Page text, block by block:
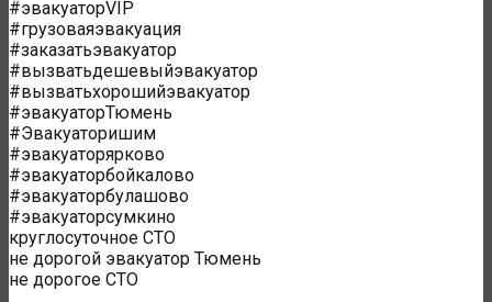
#эвакуаторVIP
#грузоваяэвакуация
#заказатьэвакуатор
#вызватьдешевыйэвакуатор
#вызватьхорошийэвакуатор
#эвакуаторТюмень
#Эвакуаторишим
#эвакуаторярково
#эвакуаторбойкалово
#эвакуаторбулашово
#эвакуаторсумкино
круглосуточное СТО
не дорогой эвакуатор Тюмень
не дорогое СТО